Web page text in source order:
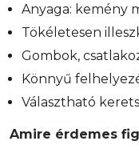
Anyaga: kemény
Tökéletesen
Gombok,
Könnyű
Választható
Amire érdemes